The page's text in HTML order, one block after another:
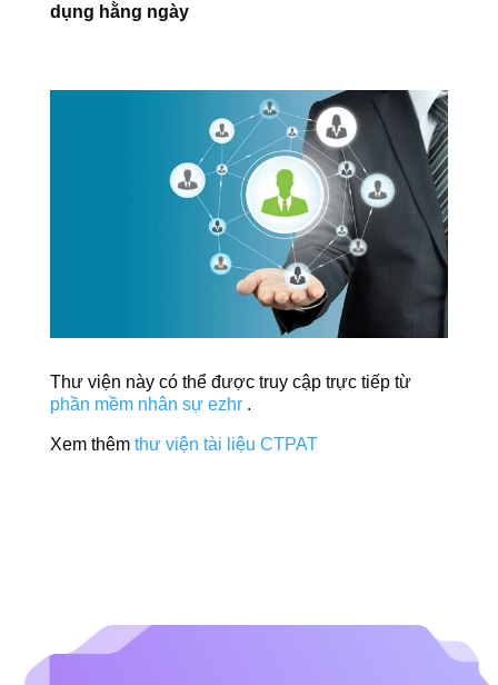
dụng hằng ngày
Thư viện này có thể được truy cập trực tiếp từ
phần mềm nhân sự ezhr .
Xem thêm thư viện tài liệu CTPAT